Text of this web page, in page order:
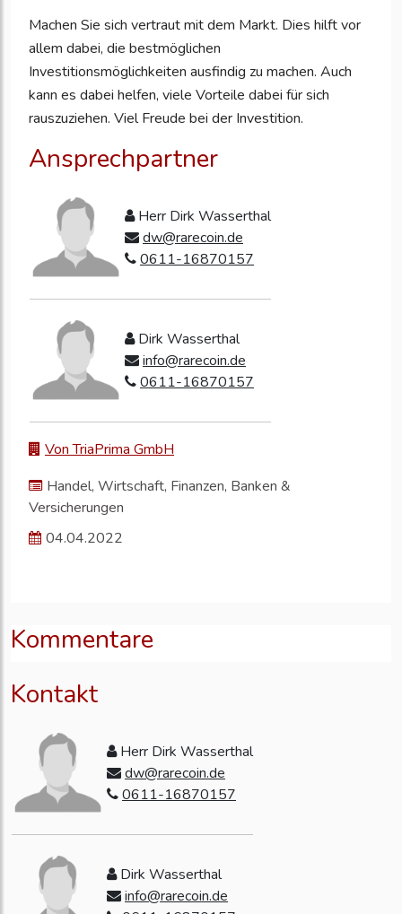
Machen Sie sich vertraut mit dem Markt. Dies hilft vor
allem dabei, die bestmöglichen
Investitionsmöglichkeiten ausfindig zu machen. Auch
kann es dabei helfen, viele Vorteile dabei für sich
rauszuziehen. Viel Freude bei der Investition.
Ansprechpartner
Herr Dirk Wasserthal
dw@rarecoin.de
0611-16870157
Dirk Wasserthal
info@rarecoin.de
0611-16870157
Von TriaPrima GmbH
Handel, Wirtschaft, Finanzen, Banken &
Versicherungen
04.04.2022
Kommentare
Kontakt
Herr Dirk Wasserthal
dw@rarecoin.de
0611-16870157
Dirk Wasserthal
info@rarecoin.de